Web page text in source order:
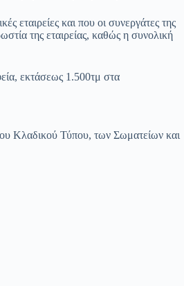
εταιρείες και που οι συνεργάτες της
της εταιρείας, καθώς η συνολική
εκτάσεως 1.500τμ στα
Κλαδικού Τύπου, των Σωματείων και